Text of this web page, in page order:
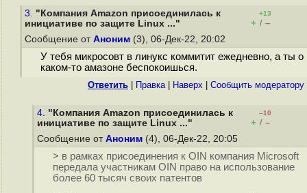
3. "Компания Amazon присоединилась к
инициативе по защите Linux ..."
+13
+ / –
Сообщение от Аноним (3), 06-Дек-22, 20:02
У тебя микросовт в линукс коммитит ежедневно, а ты о
каком-то амазоне беспокоишься.
Ответить Правка| Наверх Cообщить модератору
4. "Компания Amazon присоединилась к
инициативе по защите Linux ..."
–10
+ / –
Сообщение от Аноним (4), 06-Дек-22, 20:05
> в рамках присоединения к OIN компания Microsoft
передала участникам OIN право на использование
более 60 тысяч своих патентов